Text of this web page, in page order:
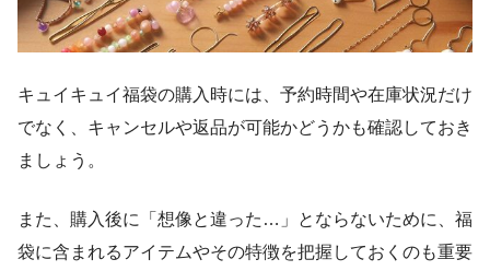
キュイキュイ福袋の購入時には、予約時間や在庫状況だけ
でなく、キャンセルや返品が可能かどうかも確認しておき
ましょう。
また、購入後に「想像と違った…」とならないために、福
袋に含まれるアイテムやその特徴を把握しておくのも重要